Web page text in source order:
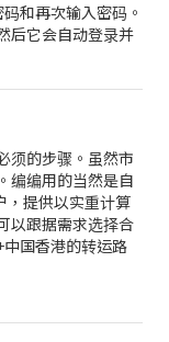
和再次输入密码。
后它会自动登录并
须的步骤。虽然市
编编用的当然是自
提供以实重计算
以跟据需求选择合
国香港的转运路